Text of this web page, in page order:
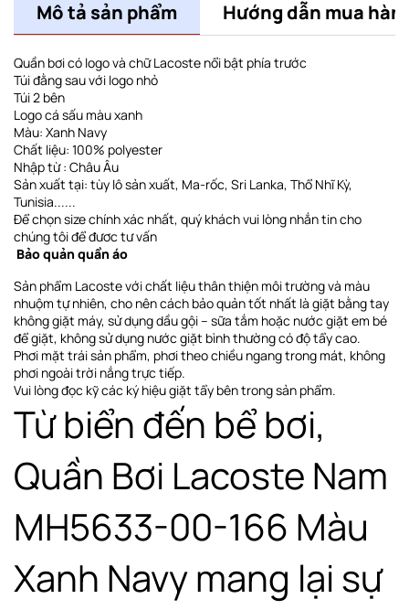
Mô tả sản phẩm Hướng dẫn mua
Quần bơi có logo và chữ Lacoste nổi bật phía trước
Túi đằng sau với logo nhỏ
Túi 2 bên
Logo cá sấu màu xanh
Màu: Xanh Navy
Chất liệu: 100% polyester
Nhập từ : Châu Âu
Sản xuất tại: tùy lô sản xuất, Ma-rốc, Sri Lanka, Thổ Nhĩ Kỳ,
Tunisia......
Để chọn size chính xác nhất, quý khách vui lòng nhắn tin cho
chúng tôi để đươc tư vấn
Bảo quản quần áo
Sản phẩm Lacoste với chất liệu thân thiện môi trường và màu
nhuộm tự nhiên, cho nên cách bảo quản tốt nhất là giặt bằng tay
không giặt máy, sử dụng dầu gội – sữa tắm hoặc nước giặt em bé
để giặt, không sử dụng nước giặt bình thường có độ tẩy cao.
Phơi mặt trái sản phẩm, phơi theo chiều ngangtrong mát, không
phơi ngoài trời nắng trực tiếp.
Vui lòng đọc kỹ các ký hiệu giặt tẩy bên trong sản phẩm.
Từ biển đến bể bơi,
Quần Bơi Lacoste Nam
MH5633-00-166 Màu
Xanh Navy mang lại sự